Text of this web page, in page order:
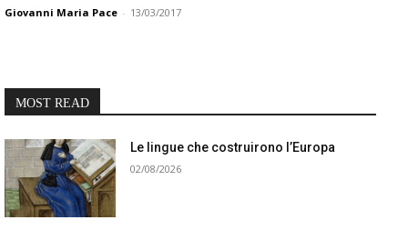
Giovanni Maria Pace - 13/03/2017
MOST READ
Le lingue che costruirono l’Europa
02/08/2026